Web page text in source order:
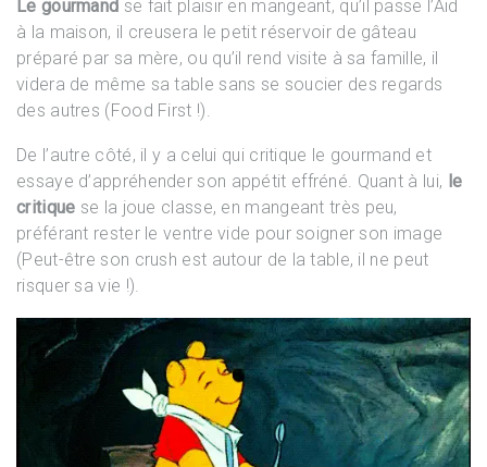
Le gourmand se fait plaisir en mangeant, qu’il passe l’Aïd
à la maison, il creusera le petit réservoir de gâteau
préparé par sa mère, ou qu’il rend visite à sa famille, il
videra de même sa table sans se soucier des regards
des autres (Food First !).
De l’autre côté, il y a celui qui critique le gourmand et
essaye d’appréhender son appétit effréné. Quant à lui, le
critique se la joue classe, en mangeant très peu,
préférant rester le ventre vide pour soigner son image
(Peut-être son crush est autour de la table, il ne peut
risquer sa vie !).